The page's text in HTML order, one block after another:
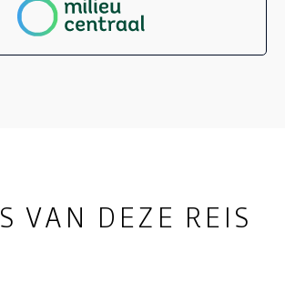
VAN DEZE REIS